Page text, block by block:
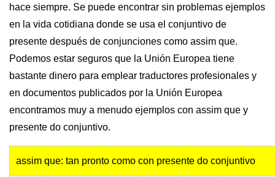
hace siempre. Se puede encontrar sin problemas ejemplos
en la vida cotidiana donde se usa el conjuntivo de
presente después de conjunciones como assim que.
Podemos estar seguros que la Unión Europea tiene
bastante dinero para emplear traductores profesionales y
en documentos publicados por la Unión Europea
encontramos muy a menudo ejemplos con assim que y
presente do conjuntivo.
assim que: tan pronto como con presente do conjuntivo